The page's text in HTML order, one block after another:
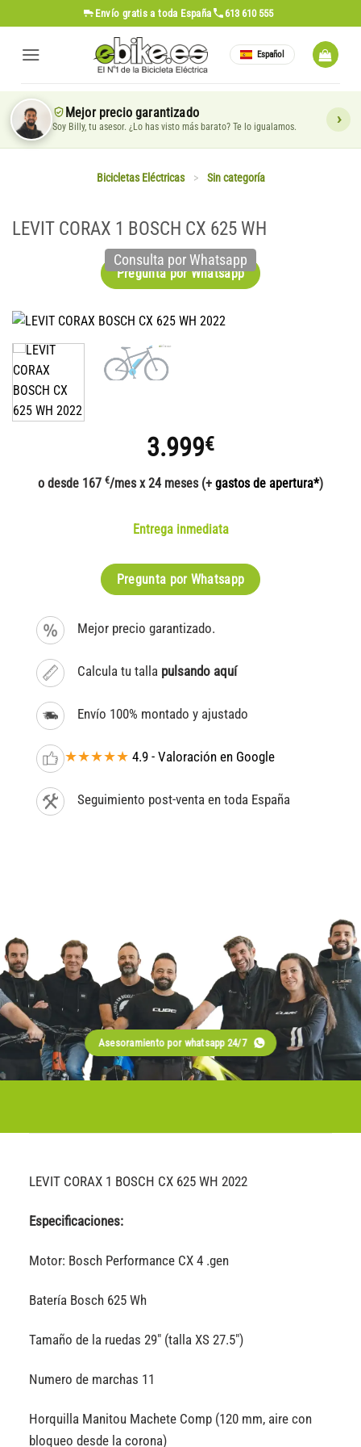
al
contenido
Envío gratis a toda España 613 610 555
Español
Mejor precio garantizado
Soy Billy, tu asesor. ¿Lo has visto más barato? Te lo igualamos.
Bicicletas Eléctricas > Sin categoría
LEVIT CORAX 1 BOSCH CX 625 WH
Pregunta por Whatsapp
Consulta por Whatsapp
3.999€
o desde 167 €/mes x 24 meses (+ gastos de apertura*)
Entrega inmediata
Pregunta por Whatsapp
Mejor precio garantizado.
Calcula tu talla pulsando aquí
Envío 100% montado y ajustado
★★★★★ 4.9 - Valoración en Google
Seguimiento post-venta en toda España
Asesoramiento por whatsapp 24/7
LEVIT CORAX 1 BOSCH CX 625 WH 2022
Especificaciones:
Motor: Bosch Performance CX 4 .gen
Batería Bosch 625 Wh
Tamaño de la ruedas 29″ (talla XS 27.5″)
Numero de marchas 11
Horquilla Manitou Machete Comp (120 mm, aire con
bloqueo desde la corona)